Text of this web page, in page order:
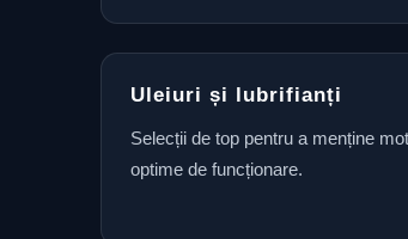
Uleiuri și lubrifianți
Selecții de top pentru a menține
optime de funcționare.